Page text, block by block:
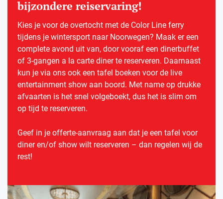
bijzondere reiservaring!
Kies je voor de overtocht met de Color Line ferry
tijdens je wintersport naar Noorwegen? Maak er een
complete avond uit van, door vooraf een dinerbuffet
of 3-gangen a la carte diner te reserveren. Daarnaast
kun je via ons ook een tafel boeken voor de live
entertainment show aan boord. Met name op drukke
afvaarten is het snel volgeboekt, dus het is slim om
op tijd te reserveren.
Geef in je offerte-aanvraag aan dat je een tafel voor
diner en/of show wilt reserveren – dan regelen wij de
rest!